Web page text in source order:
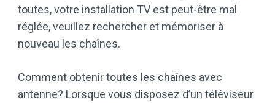
toutes, votre installation TV est peut-être mal
réglée, veuillez rechercher et mémoriser à
nouveau les chaînes.
Comment obtenir toutes les chaînes avec
antenne? Lorsque vous disposez d’un téléviseur